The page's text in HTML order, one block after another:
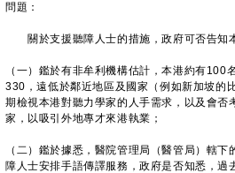
問題：
關於支援聽障人士的措施，政府可否告知
（一）鑑於有非牟利機構估計，本港約有100
330，遠低於鄰近地區及國家（例如新加坡的
期檢視本港對聽力學家的人手需求，以及會否
家，以吸引外地專才來港執業；
（二）鑑於據悉，醫院管理局（醫管局）轄
障人士安排手語傳譯服務，政府是否知悉，過